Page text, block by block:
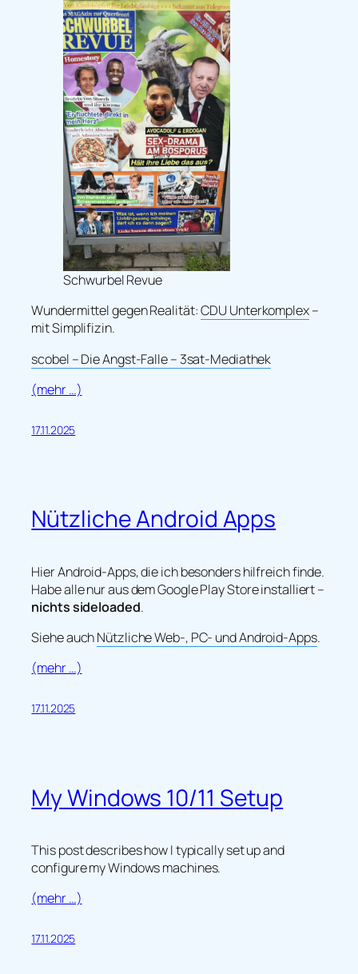
Schwurbel Revue
Wundermittel gegen Realität:CDU Unterkomplex–
mit Simplifizin.
scobel – Die Angst-Falle – 3sat-Mediathek
(mehr …)
17.11.2025
Nützliche Android Apps
Hier Android-Apps, die ich besonders hilfreich finde.
Habe alle nur aus dem Google Play Store installiert –
nichts sideloaded.
Siehe auchNützliche Web-, PC- und Android-Apps.
(mehr …)
17.11.2025
My Windows 10/11 Setup
This post describes how I typically set up and
configure my Windows machines.
(mehr …)
17.11.2025